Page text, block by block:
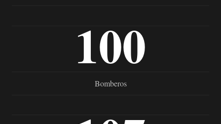
100
Bomberos